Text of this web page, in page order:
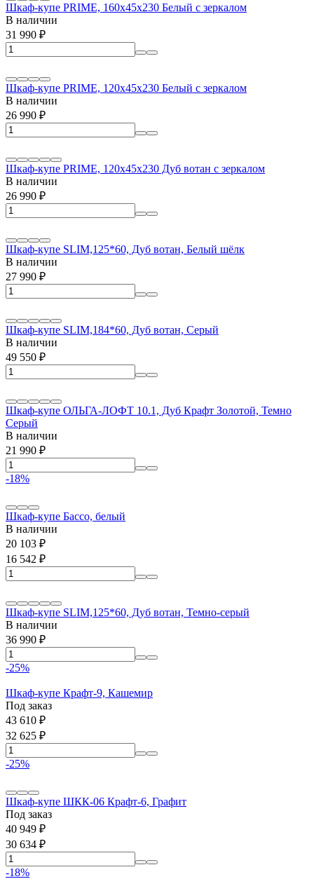
Шкаф-купе PRIME, 160х45х230 Белый с зеркалом
В наличии
31 990 ₽
Шкаф-купе PRIME, 120х45х230 Белый с зеркалом
В наличии
26 990 ₽
Шкаф-купе PRIME, 120х45х230 Дуб вотан с зеркалом
В наличии
26 990 ₽
Шкаф-купе SLIM,125*60, Дуб вотан, Белый шёлк
В наличии
27 990 ₽
Шкаф-купе SLIM,184*60, Дуб вотан, Серый
В наличии
49 550 ₽
Шкаф-купе ОЛЬГА-ЛОФТ 10.1, Дуб Крафт Золотой, Темно
Серый
В наличии
21 990 ₽
-18%
Шкаф-купе Бассо, белый
В наличии
20 103 ₽
16 542 ₽
Шкаф-купе SLIM,125*60, Дуб вотан, Темно-серый
В наличии
36 990 ₽
-25%
Шкаф-купе Крафт-9, Кашемир
Под заказ
43 610 ₽
32 625 ₽
-25%
Шкаф-купе ШКК-06 Крафт-6, Графит
Под заказ
40 949 ₽
30 634 ₽
-18%